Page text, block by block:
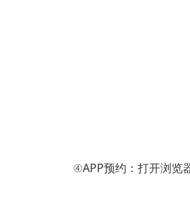
④APP预约：打开浏览器